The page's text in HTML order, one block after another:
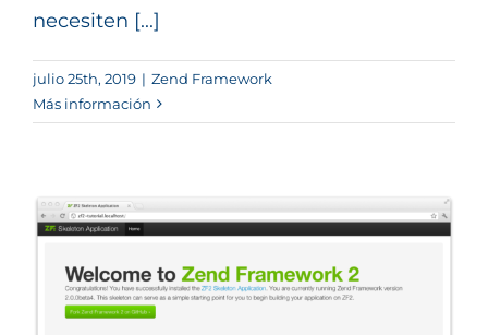
necesiten [...]
julio 25th, 2019 | Zend Framework
Más información